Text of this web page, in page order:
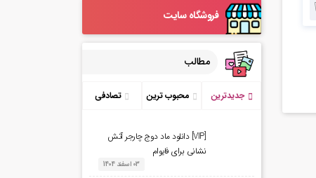
فروشگاه سایت
مطالب
جدیدترین محبوب ترین تصادفی
[VIP] دانلود ماد دوج چارجر آتش
نشانی برای فایوام
03 اسفند 1404